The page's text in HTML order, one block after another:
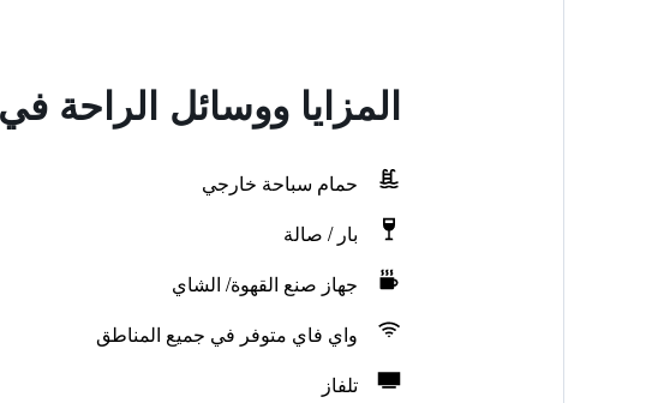
المزايا ووسائل الراحة
حمام سباحة خارجي
بار / صالة
جهاز صنع القهوة/ الشاي
واي فاي متوفر في جميع المناطق
تلفاز